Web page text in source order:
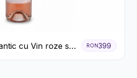
cu Vin roze si
RON399